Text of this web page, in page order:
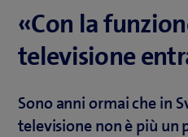
«Con la
televisione
Sono anni ormai che in
televisione non è più un